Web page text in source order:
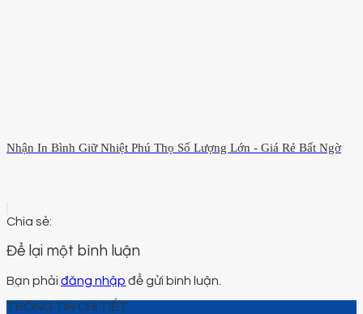
Nhận In Bình Giữ Nhiệt Phú Thọ Số Lượng Lớn - Giá Rẻ Bất Ngờ
Để lại một bình luận
Bạn phải đăng nhập để gửi bình luận.
THÔNG TIN CHI TIẾT